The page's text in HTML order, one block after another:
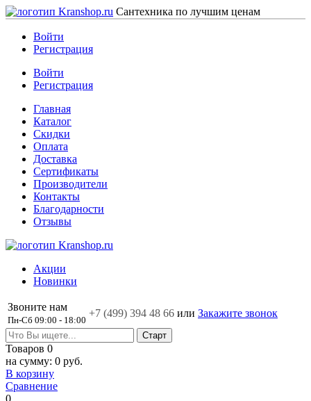
Сантехника по лучшим ценам
Войти
Регистрация
Войти
Регистрация
Главная
Каталог
Скидки
Оплата
Доставка
Сертификаты
Производители
Контакты
Благодарности
Отзывы
Акции
Новинки
Звоните нам
Пн-Сб 09:00 - 18:00
+7 (499) 394 48 66 или Закажите звонок
Товаров 0
на сумму: 0 руб.
В корзину
Сравнение
0